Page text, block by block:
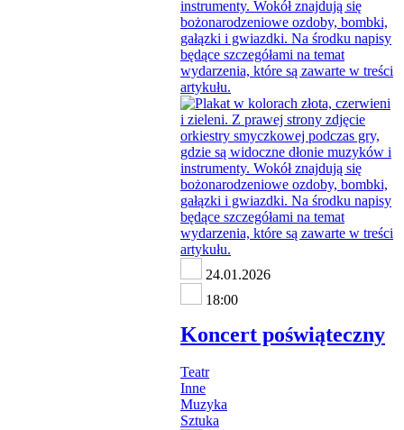
24.01.2026
18:00
Koncert poświąteczny
Teatr
Inne
Muzyka
Sztuka